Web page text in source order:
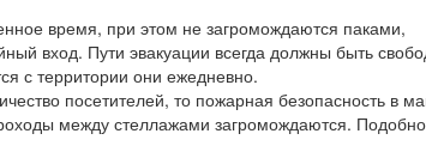
время, при этом не загромождаются паками,
вход. Пути эвакуации всегда должны быть
с территории они ежедневно.
посетителей, то пожарная безопасность в
между стеллажами загромождаются.